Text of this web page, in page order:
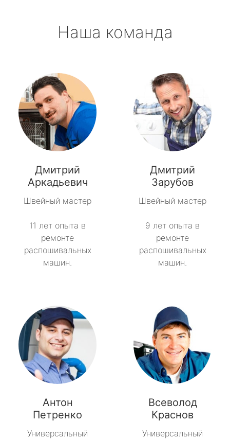
Наша команда
Дмитрий
Аркадьевич
Швейный мастер
11 лет опыта в
ремонте
распошивальных
машин.
Дмитрий
Зарубов
Швейный мастер
9 лет опыта в
ремонте
распошивальных
машин.
Антон
Петренко
Универсальный
Всеволод
Краснов
Универсальный